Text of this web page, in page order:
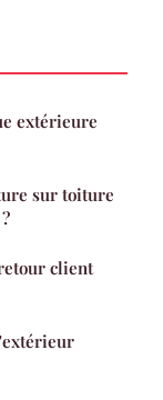
extérieure
sur toiture
client